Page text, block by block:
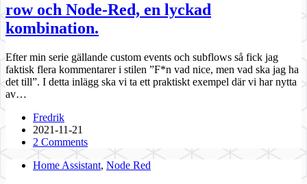
row och Node-Red, en lyckad
kombination.
Efter min serie gällande custom events och subflows så fick jag
faktisk flera kommentarer i stilen ”F*n vad nice, men vad ska jag ha
det till”. I detta inlägg ska vi ta ett praktiskt exempel där vi har nytta
av…
Fredrik
2021-11-21
2 Comments
Home Assistant, Node Red